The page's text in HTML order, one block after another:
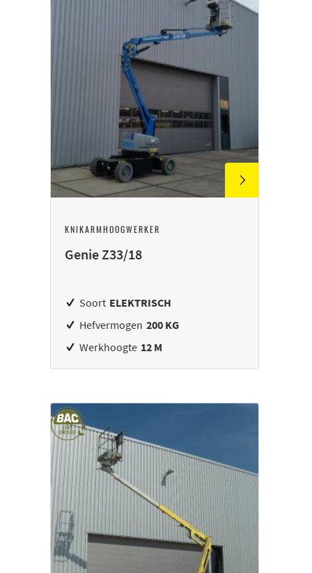
KNIKARMHOOGWERKER
Genie Z33/18
Soort ELEKTRISCH
Hefvermogen 200 KG
Werkhoogte 12 M